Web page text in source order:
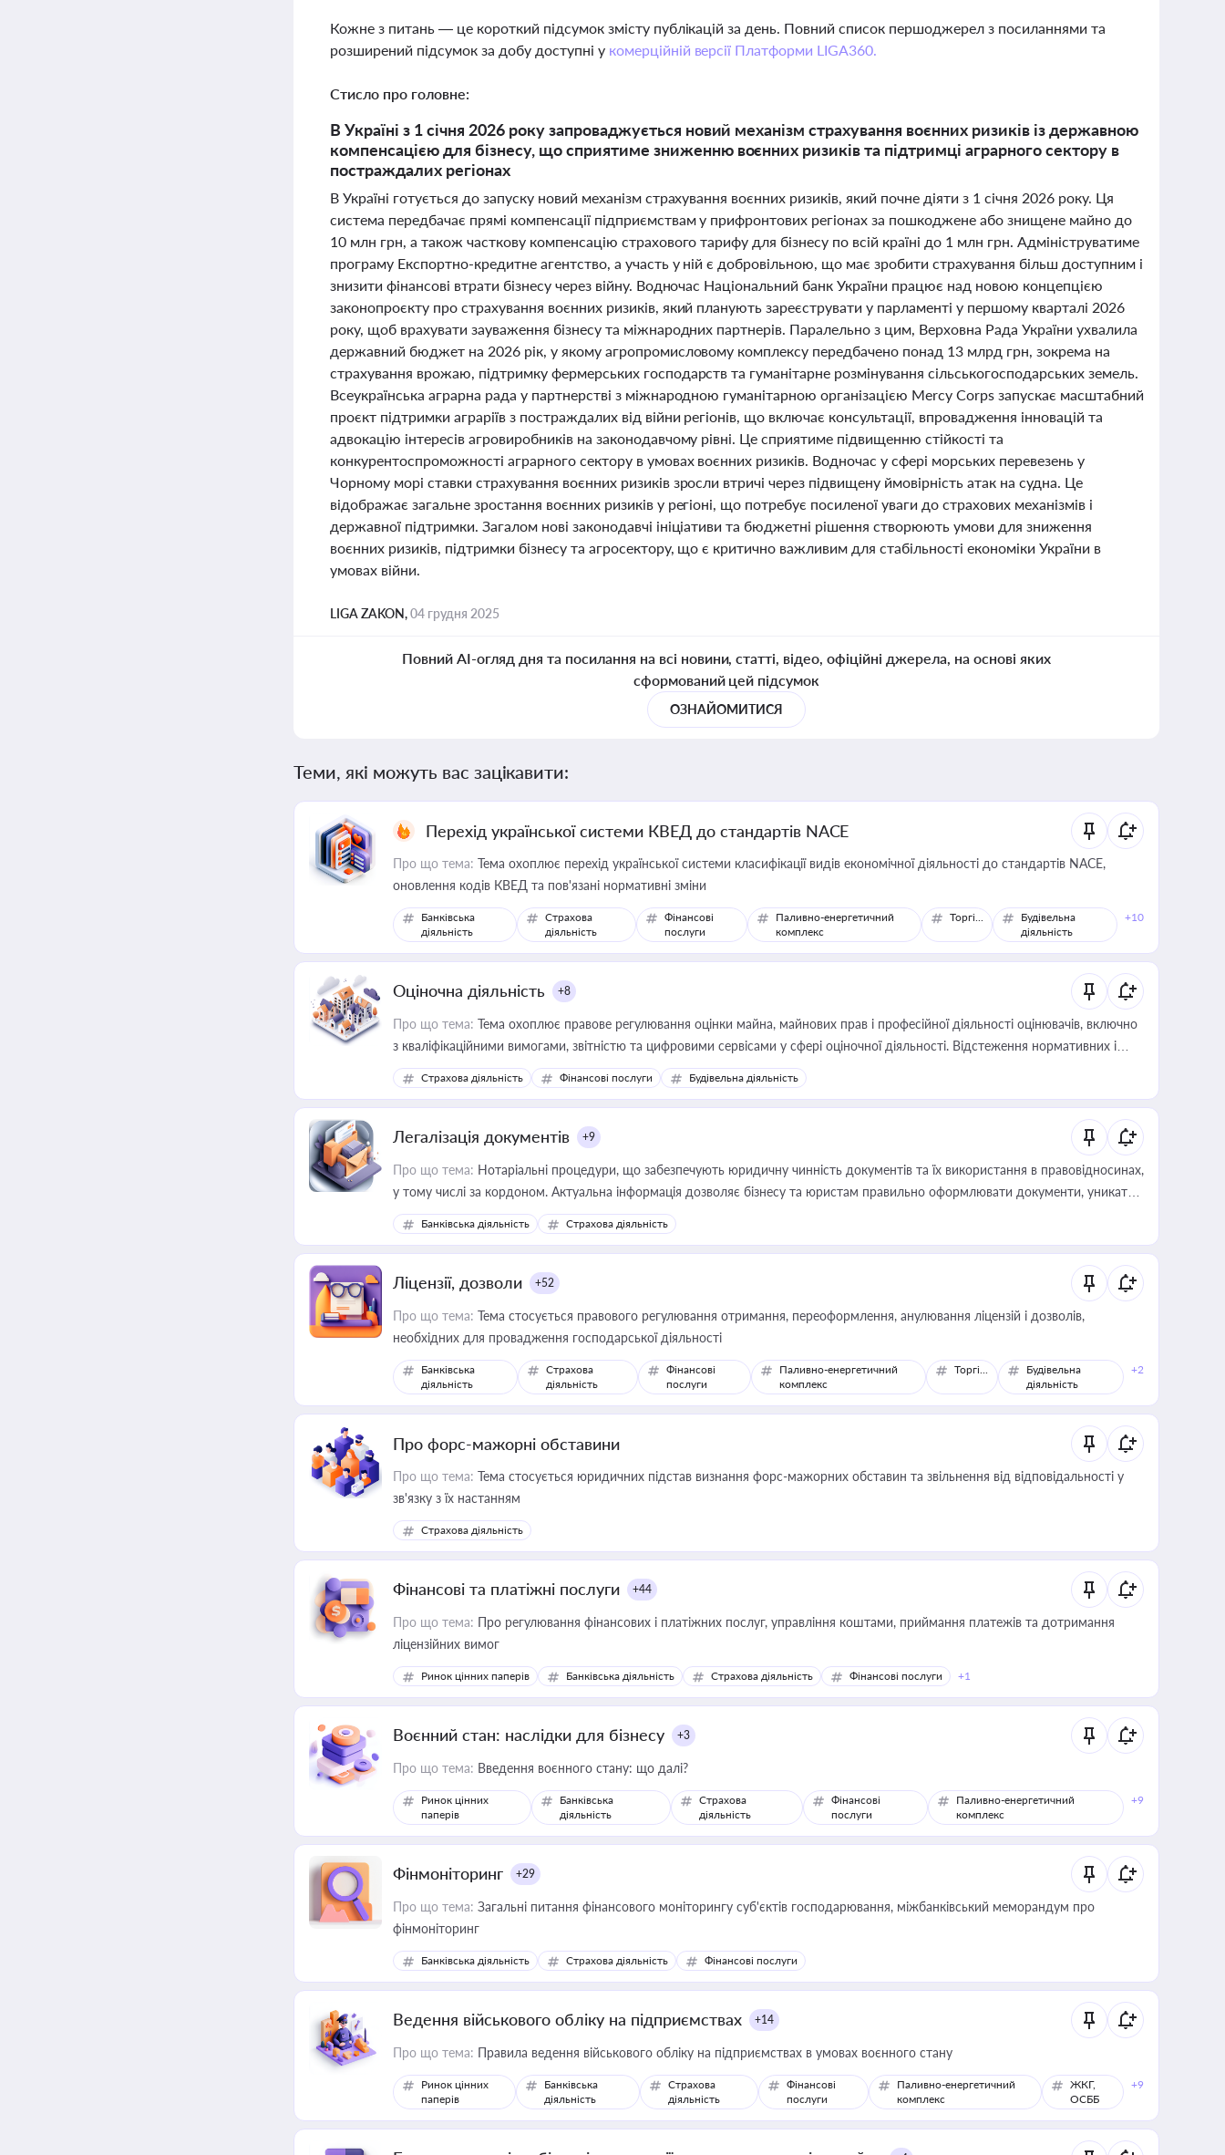
Кожне з питань — це короткий підсумок змісту публікацій за день. Повний список першоджерел з посиланнями та
розширений підсумок за добу доступні у комерційній версії Платформи LIGA360.
Стисло про головне:
В Україні з 1 січня 2026 року запроваджується новий механізм страхування воєнних ризиків із державною
компенсацією для бізнесу, що сприятиме зниженню воєнних ризиків та підтримці аграрного сектору в
постраждалих регіонах
В Україні готується до запуску новий механізм страхування воєнних ризиків, який почне діяти з 1 січня 2026 року. Ця
система передбачає прямі компенсації підприємствам у прифронтових регіонах за пошкоджене або знищене майно до
10 млн грн, а також часткову компенсацію страхового тарифу для бізнесу по всій країні до 1 млн грн. Адмініструватиме
програму Експортно-кредитне агентство, а участь у ній є добровільною, що має зробити страхування більш доступним і
знизити фінансові втрати бізнесу через війну. Водночас Національний банк України працює над новою концепцією
законопроєкту про страхування воєнних ризиків, який планують зареєструвати у парламенті у першому кварталі 2026
року, щоб врахувати зауваження бізнесу та міжнародних партнерів. Паралельно з цим, Верховна Рада України ухвалила
державний бюджет на 2026 рік, у якому агропромисловому комплексу передбачено понад 13 млрд грн, зокрема на
страхування врожаю, підтримку фермерських господарств та гуманітарне розмінування сільськогосподарських земель.
Всеукраїнська аграрна рада у партнерстві з міжнародною гуманітарною організацією Mercy Corps запускає масштабний
проєкт підтримки аграріїв з постраждалих від війни регіонів, що включає консультації, впровадження інновацій та
адвокацію інтересів агровиробників на законодавчому рівні. Це сприятиме підвищенню стійкості та
конкурентоспроможності аграрного сектору в умовах воєнних ризиків. Водночас у сфері морських перевезень у
Чорному морі ставки страхування воєнних ризиків зросли втричі через підвищену ймовірність атак на судна. Це
відображає загальне зростання воєнних ризиків у регіоні, що потребує посиленої уваги до страхових механізмів і
державної підтримки. Загалом нові законодавчі ініціативи та бюджетні рішення створюють умови для зниження
воєнних ризиків, підтримки бізнесу та агросектору, що є критично важливим для стабільності економіки України в
умовах війни.
LIGA ZAKON,04 грудня 2025
Повний AI-огляд дня та посилання на всі новини, статті, відео, офіційні джерела, на основі яких
сформований цей підсумок
ОЗНАЙОМИТИСЯ
Теми, які можуть вас зацікавити:
Перехід української системи КВЕД до стандартів NACE
Про що тема: Тема охоплює перехід української системи класифікації видів економічної діяльності до стандартів NACE,
оновлення кодів КВЕД та пов'язані нормативні зміни
Банківська
діяльність
Страхова
діяльність
Фінансові
послуги
Паливно-енергетичний
комплекс
Торгівля
Будівельна
діяльність
+10
Оціночна діяльність +8
Про що тема: Тема охоплює правове регулювання оцінки майна, майнових прав і професійної діяльності оцінювачів, включно
з кваліфікаційними вимогами, звітністю та цифровими сервісами у сфері оціночної діяльності. Відстеження нормативних і
медійних змін у цій сфері корисне для власника бізнесу, керівника, юриста або бухгалтера під час оподаткування,
приватизації, оренди державного майна, корпоративних угод і перевірки статусу суб'єктів оціночної діяльності
Страхова діяльність Фінансові послуги Будівельна діяльність
Легалізація документів +9
Про що тема: Нотаріальні процедури, що забезпечують юридичну чинність документів та їх використання в правовідносинах,
у тому числі за кордоном. Актуальна інформація дозволяє бізнесу та юристам правильно оформлювати документи, уникати
ризиків недійсності та забезпечувати їх належне прийняття органами влади та контрагентами
Банківська діяльність Страхова діяльність
Ліцензії, дозволи +52
Про що тема: Тема стосується правового регулювання отримання, переоформлення, анулювання ліцензій і дозволів,
необхідних для провадження господарської діяльності
Банківська
діяльність
Страхова
діяльність
Фінансові
послуги
Паливно-енергетичний
комплекс
Торгівля
Будівельна
діяльність
+2
Про форс-мажорні обставини
Про що тема: Тема стосується юридичних підстав визнання форс-мажорних обставин та звільнення від відповідальності у
зв'язку з їх настанням
Страхова діяльність
Фінансові та платіжні послуги +44
Про що тема: Про регулювання фінансових і платіжних послуг, управління коштами, приймання платежів та дотримання
ліцензійних вимог
Ринок цінних паперів Банківська діяльність Страхова діяльність Фінансові послуги +1
Воєнний стан: наслідки для бізнесу +3
Про що тема: Введення воєнного стану: що далі?
Ринок цінних
паперів
Банківська
діяльність
Страхова
діяльність
Фінансові
послуги
Паливно-енергетичний
комплекс
+9
Фінмоніторинг +29
Про що тема: Загальні питання фінансового моніторингу суб'єктів господарювання, міжбанківський меморандум про
фінмоніторинг
Банківська діяльність Страхова діяльність Фінансові послуги
Ведення військового обліку на підприємствах +14
Про що тема: Правила ведення військового обліку на підприємствах в умовах воєнного стану
Ринок цінних
паперів
Банківська
діяльність
Страхова
діяльність
Фінансові
послуги
Паливно-енергетичний
комплекс
ЖКГ,
ОСББ
+9